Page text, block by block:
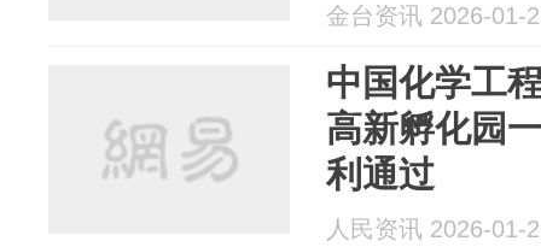
金台资讯 2026-01-
中国化学工
高新孵化园
利通过
人民资讯 2026-01-